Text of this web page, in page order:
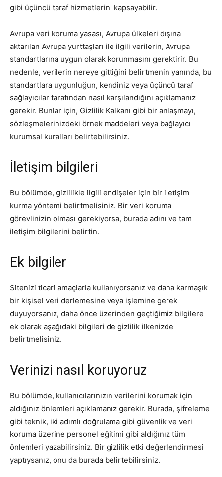
gibi üçüncü taraf hizmetlerini kapsayabilir.
Avrupa veri koruma yasası, Avrupa ülkeleri dışına
aktarılan Avrupa yurttaşları ile ilgili verilerin, Avrupa
standartlarına uygun olarak korunmasını gerektirir. Bu
nedenle, verilerin nereye gittiğini belirtmenin yanında, bu
standartlara uygunluğun, kendiniz veya üçüncü taraf
sağlayıcılar tarafından nasıl karşılandığını açıklamanız
gerekir. Bunlar için, Gizlilik Kalkanı gibi bir anlaşmayı,
sözleşmelerinizdeki örnek maddeleri veya bağlayıcı
kurumsal kuralları belirtebilirsiniz.
İletişim bilgileri
Bu bölümde, gizlilikle ilgili endişeler için bir iletişim
kurma yöntemi belirtmelisiniz. Bir veri koruma
görevlinizin olması gerekiyorsa, burada adını ve tam
iletişim bilgilerini belirtin.
Ek bilgiler
Sitenizi ticari amaçlarla kullanıyorsanız ve daha karmaşık
bir kişisel veri derlemesine veya işlemine gerek
duyuyorsanız, daha önce üzerinden geçtiğimiz bilgilere
ek olarak aşağıdaki bilgileri de gizlilik ilkenizde
belirtmelisiniz.
Verinizi nasıl koruyoruz
Bu bölümde, kullanıcılarınızın verilerini korumak için
aldığınız önlemleri açıklamanız gerekir. Burada, şifreleme
gibi teknik, iki adımlı doğrulama gibi güvenlik ve veri
koruma üzerine personel eğitimi gibi aldığınız tüm
önlemleri yazabilirsiniz. Bir gizlilik etki değerlendirmesi
yaptıysanız, onu da burada belirtebilirsiniz.